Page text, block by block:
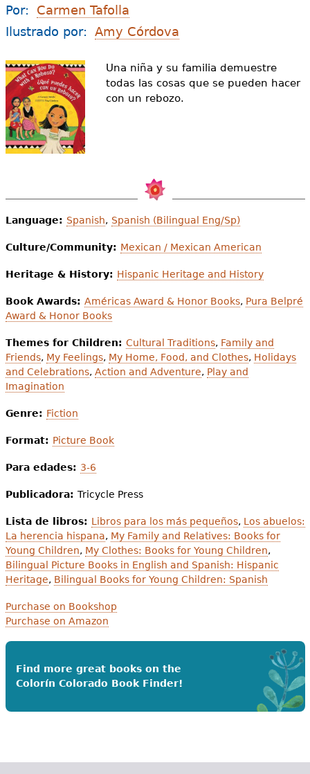
Más recursos
e
s
t
á
a
q
u
Por:
Carmen Tafolla
Ilustrado por:
Amy Córdova
Una niña y su familia demuestre
todas las cosas que se pueden hacer
con un rebozo.
Language: Spanish, Spanish (Bilingual Eng/Sp)
Culture/Community: Mexican / Mexican American
Heritage & History: Hispanic Heritage and History
Book Awards: Américas Award & Honor Books, Pura Belpré
Award & Honor Books
Themes for Children: Cultural Traditions, Family and
Friends, My Feelings, My Home, Food, and Clothes, Holidays
and Celebrations, Action and Adventure, Play and
Imagination
Genre: Fiction
Format: Picture Book
Para edades: 3-6
Publicadora: Tricycle Press
Lista de libros: Libros para los más pequeños, Los abuelos:
La herencia hispana, My Family and Relatives: Books for
Young Children, My Clothes: Books for Young Children,
Bilingual Picture Books in English and Spanish: Hispanic
Heritage, Bilingual Books for Young Children: Spanish
Purchase on Bookshop
Purchase on Amazon
Find more great books on the
Colorín Colorado Book Finder!